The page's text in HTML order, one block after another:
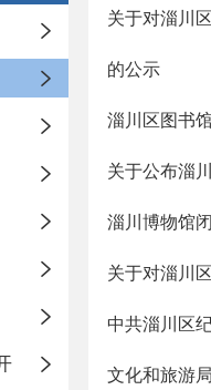
关于对淄川
的公示
淄川区图书
关于公布淄
淄川博物馆
关于对淄川
中共淄川区
文化和旅游